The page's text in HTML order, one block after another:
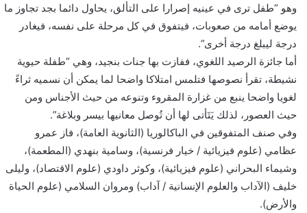
وهو “طفل ترى في عينيه إصرارا على التألق، يحاول دائما بجد تجاوز ما
يوضع أمامه من صعوبات، فيتفوق في كل مرحلة على نفسه، فيغادر
درجة ليبلغ درجة أخرى”.
أما جائزة الرصيد اللغوي، ففازت بها جنات بنجيد، وهي “طفلة حيوية
نشيطة، تقرأ نصوصها فتلمس امتلاكا واضحا لما يمكن أن نسميه ثراءً
لغويا واضحا ينبع من غزارة المقروء وتنوعه من حيث الأجناس ومن
حيث العصور، لذلك يَتَأتى لها أن تُوصل معانيها بيسر وبلاغة”.
وفي صنف المتفوقين في الباكالوريا (الثانوية العامة)، فاز عمرو
عظامي (علوم فيزيائية / خيار فرنسية)، وسامية بنهدي (المطعمة)،
وشيماء البحراني (علوم فيزيائية)، وكوثر داودي (علوم الاقتصاد)، وليلى
خليف (الآداب والعلوم الإنسانية / آداب) ومروان السلامي (علوم الحياة
والأرض).